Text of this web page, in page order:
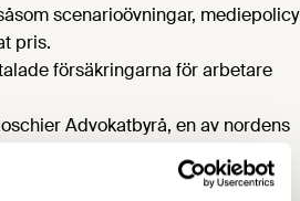
scenarioövningar, mediepolicy
pris.
försäkringarna för arbetare
Advokatbyrå, en av nordens
erbjuder rådgivning inom ett
områden, såsom GDPR,